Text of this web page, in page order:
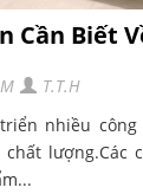
Cần Biết
T.T.H
nhiều